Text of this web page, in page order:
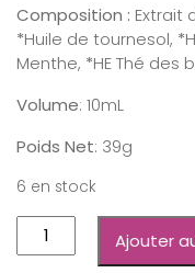
Composition : Extrait
*Huile de tournesol, *
Menthe, *HE Thé des
Volume: 10mL
Poids Net: 39g
6 en stock
Ajouter